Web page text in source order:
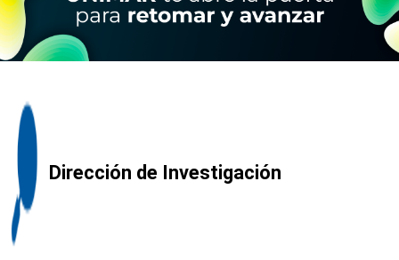
Dirección de Investigación